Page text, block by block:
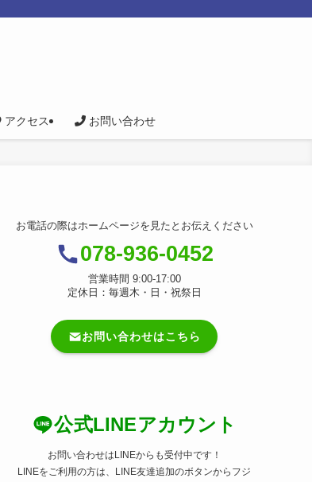
アクセス お問い合わせ
お電話の際はホームページを見たとお伝えください
078-936-0452
営業時間 9:00-17:00
定休日：毎週木・日・祝祭日
お問い合わせはこちら
公式LINEアカウント
お問い合わせはLINEからも受付中です！
LINEをご利用の方は、LINE友達追加のボタンからフジ